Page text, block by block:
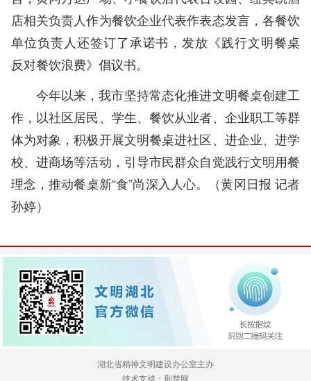
店相关负责人作为餐饮企业代表作表态发言，各餐饮
单位负责人还签订了承诺书，发放《践行文明餐桌
反对餐饮浪费》倡议书。
今年以来，我市坚持常态化推进文明餐桌创建工
作，以社区居民、学生、餐饮从业者、企业职工等群
体为对象，积极开展文明餐桌进社区、进企业、进学
校、进商场等活动，引导市民群众自觉践行文明用餐
理念，推动餐桌新“食”尚深入人心。（黄冈日报 记者
孙婷）
湖北省精神文明建设办公室主办
技术支持：荆楚网